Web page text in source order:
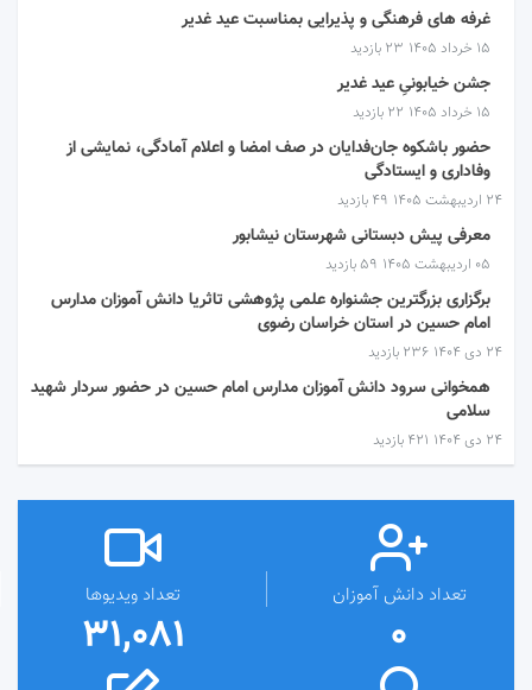
غرفه های فرهنگی و پذیرایی بمناسبت عید غدیر
۱۵ خرداد ۱۴۰۵ 23 بازدید
جشن خیابونیِ عید غدیر
۱۵ خرداد ۱۴۰۵ 22 بازدید
حضور باشکوه جان‌فدایان در صف امضا و اعلام آمادگی، نمایشی از
وفاداری و ایستادگی
۲۴ اردیبهشت ۱۴۰۵ 49 بازدید
معرفی پیش دبستانی شهرستان نیشابور
۰۵ اردیبهشت ۱۴۰۵ 59 بازدید
برگزاری بزرگترین جشنواره علمی پژوهشی تاثریا دانش آموزان مدارس
امام حسین در استان خراسان رضوی
۲۴ دی ۱۴۰۴ 236 بازدید
همخوانی سرود دانش آموزان مدارس امام حسین در حضور سردار شهید
سلامی
۲۴ دی ۱۴۰۴ 421 بازدید
تعداد دانش آموزان
0
تعداد ویدیوها
31,081